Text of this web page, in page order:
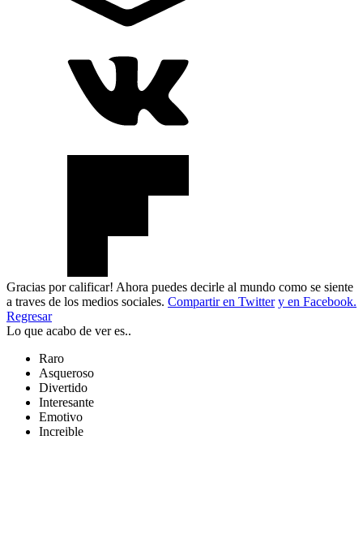
Gracias por calificar! Ahora puedes decirle al mundo como se siente
a traves de los medios sociales. Compartir en Twitter y en Facebook.
Regresar
Lo que acabo de ver es..
Raro
Asqueroso
Divertido
Interesante
Emotivo
Increible